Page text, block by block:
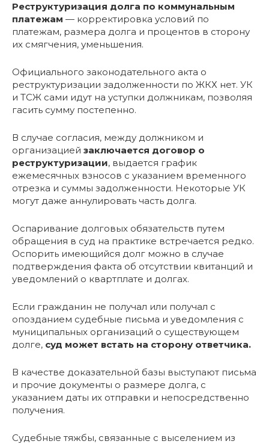
Реструктуризация долга по коммунальным
платежам — корректировка условий по
платежам, размера долга и процентов в сторону
их смягчения, уменьшения.
Официального законодательного акта о
реструктуризации задолженности по ЖКХ нет. УК
и ТСЖ сами идут на уступки должникам, позволяя
гасить сумму постепенно.
В случае согласия, между должником и
организацией заключается договор о
реструктуризации, выдается график
ежемесячных взносов с указанием временного
отрезка и суммы задолженности. Некоторые УК
могут даже аннулировать часть долга.
Оспаривание долговых обязательств путем
обращения в суд на практике встречается редко.
Оспорить имеющийся долг можно в случае
подтверждения факта об отсутствии квитанций и
уведомлений о квартплате и долгах.
Если гражданин не получал или получал с
опозданием судебные письма и уведомления с
муниципальных организаций о существующем
долге, суд может встать на сторону ответчика.
В качестве доказательной базы выступают письма
и прочие документы о размере долга, с
указанием даты их отправки и непосредственно
получения.
Судебные тяжбы, связанные с выселением из